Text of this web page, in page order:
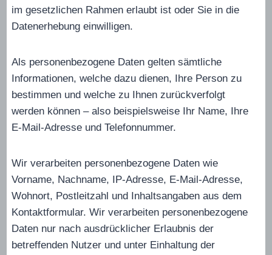
im gesetzlichen Rahmen erlaubt ist oder Sie in die
Datenerhebung einwilligen.
Als personenbezogene Daten gelten sämtliche
Informationen, welche dazu dienen, Ihre Person zu
bestimmen und welche zu Ihnen zurückverfolgt
werden können – also beispielsweise Ihr Name, Ihre
E-Mail-Adresse und Telefonnummer.
Wir verarbeiten personenbezogene Daten wie
Vorname, Nachname, IP-Adresse, E-Mail-Adresse,
Wohnort, Postleitzahl und Inhaltsangaben aus dem
Kontaktformular. Wir verarbeiten personenbezogene
Daten nur nach ausdrücklicher Erlaubnis der
betreffenden Nutzer und unter Einhaltung der